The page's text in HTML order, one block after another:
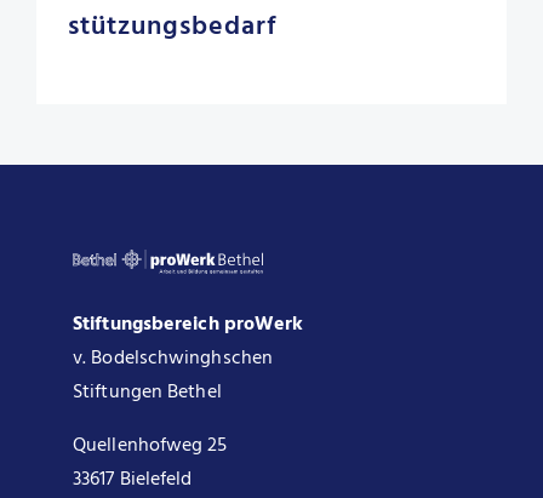
stützungs­bedarf
Stiftungsbereich proWerk
v. Bodelschwinghschen
Stiftungen Bethel
Quellenhofweg 25
33617 Bielefeld